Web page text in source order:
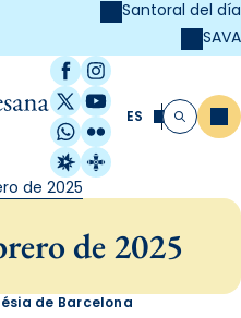
Santoral del día
SAVA
Facebook
Instagram
X / Twitter
YouTube
WhatsApp
Flickr
Radio Estel
Catalunya
ES Buscar
de 2025
de 2025
de Barcelona